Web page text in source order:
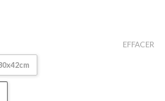
EFFACER